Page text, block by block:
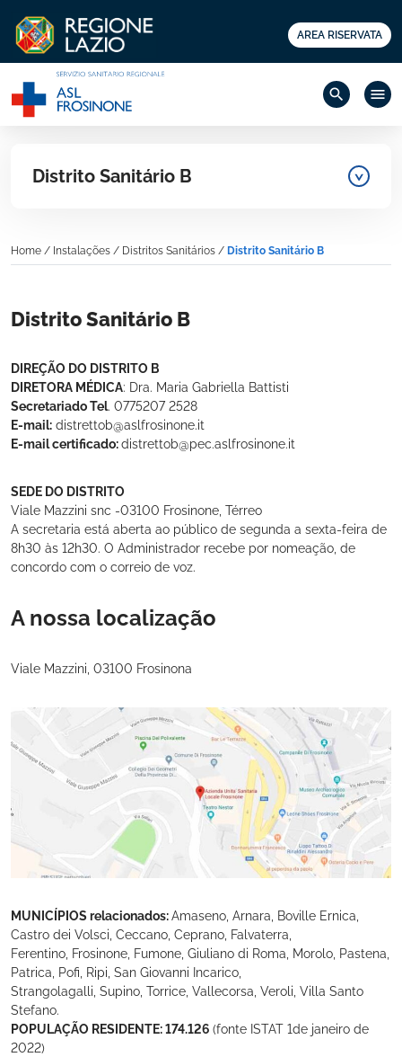
AREA RISERVATA
search menu
Distrito Sanitário B
Home / Instalações / Distritos Sanitários / Distrito Sanitário B
Distrito Sanitário B
DIREÇÃO DO DISTRITO B
DIRETORA MÉDICA: Dra. Maria Gabriella Battisti
Secretariado Tel. 0775207 2528
E-mail: distrettob@aslfrosinone.it
E-mail certificado:distrettob@pec.aslfrosinone.it
SEDE DO DISTRITO
Viale Mazzini snc -03100 Frosinone, Térreo
A secretaria está aberta ao público de segunda a sexta-feira de
8h30 às 12h30. O Administrador recebe por nomeação, de
concordo com o correio de voz.
A nossa localização
Viale Mazzini, 03100 Frosinona
MUNICÍPIOS relacionados:Amaseno, Arnara, Boville Ernica,
Castro dei Volsci, Ceccano, Ceprano, Falvaterra,
Ferentino, Frosinone, Fumone, Giuliano di Roma, Morolo, Pastena,
Patrica, Pofi, Ripi, San Giovanni Incarico,
Strangolagalli, Supino, Torrice, Vallecorsa, Veroli, Villa Santo
Stefano.
POPULAÇÃO RESIDENTE: 174.126 (fonte ISTAT 1de janeiro de
2022)